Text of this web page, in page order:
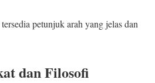
petunjuk arah yang jelas dan
dan Filosofi